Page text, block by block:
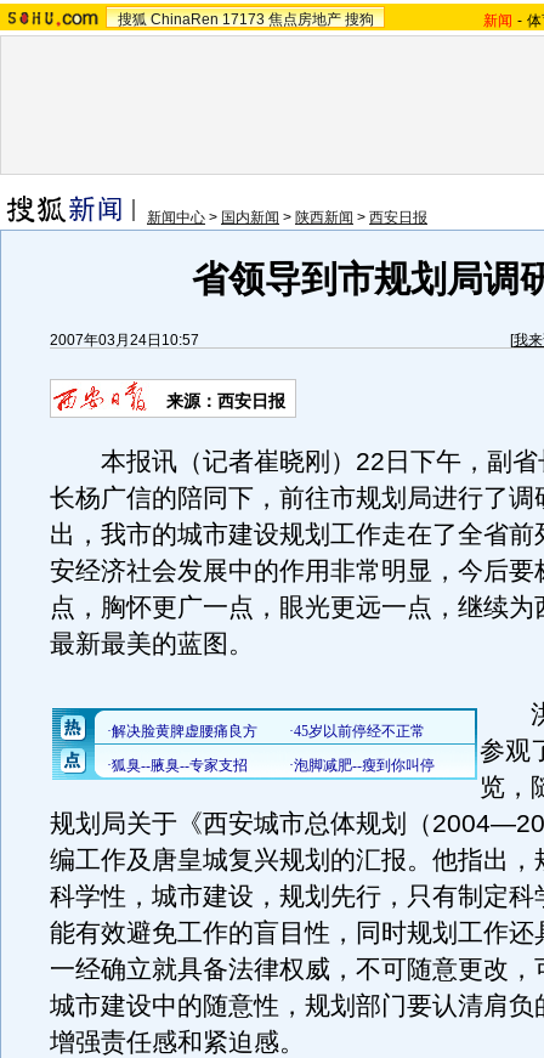
搜狐 ChinaRen 17173 焦点房地产 搜狗 新闻 -
新闻中心 > 国内新闻 > 陕西新闻 > 西安日报
省领导到市规划局调
2007年03月24日10:57 [我
来源：西安日报
本报讯（记者崔晓刚）22日下午，副省
长杨广信的陪同下，前往市规划局进行了调
出，我市的城市建设规划工作走在了全省前
安经济社会发展中的作用非常明显，今后要
点，胸怀更广一点，眼光更远一点，继续为
最新最美的蓝图。
洪
参观
览，
规划局关于《西安城市总体规划（
编工作及唐皇城复兴规划的汇报。他指出，
科学性，城市建设，规划先行，只有制定科
能有效避免工作的盲目性，同时规划工作还
一经确立就具备法律权威，不可随意更改，
城市建设中的随意性，规划部门要认清肩负
增强责任感和紧迫感。